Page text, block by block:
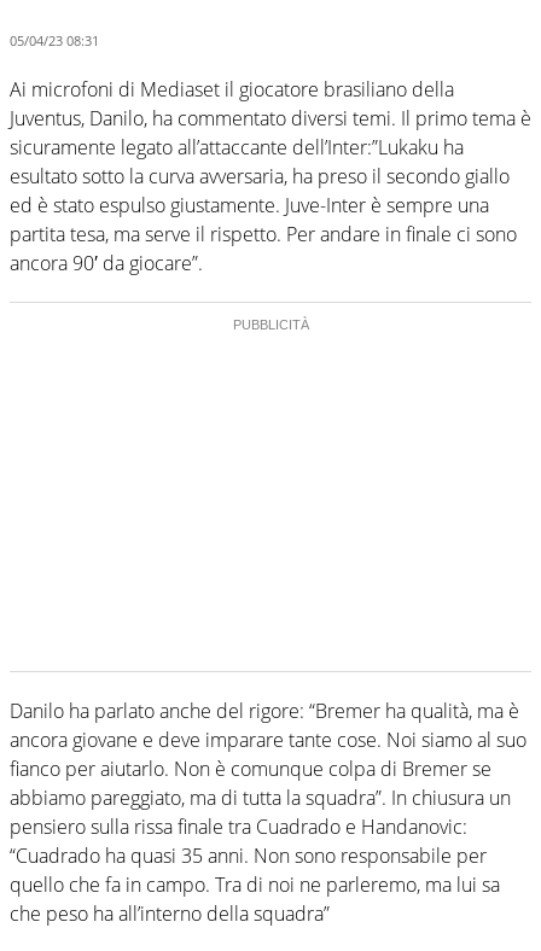
05/04/23 08:31
Ai microfoni di Mediaset il giocatore brasiliano della
Juventus, Danilo, ha commentato diversi temi. Il primo tema è
sicuramente legato all’attaccante dell’Inter:”Lukaku ha
esultato sotto la curva avversaria, ha preso il secondo giallo
ed è stato espulso giustamente. Juve-Inter è sempre una
partita tesa, ma serve il rispetto. Per andare in finale ci sono
ancora 90′ da giocare”.
Danilo ha parlato anche del rigore: “Bremer ha qualità, ma è
ancora giovane e deve imparare tante cose. Noi siamo al suo
fianco per aiutarlo. Non è comunque colpa di Bremer se
abbiamo pareggiato, ma di tutta la squadra”. In chiusura un
pensiero sulla rissa finale tra Cuadrado e Handanovic:
“Cuadrado ha quasi 35 anni. Non sono responsabile per
quello che fa in campo. Tra di noi ne parleremo, ma lui sa
che peso ha all’interno della squadra”